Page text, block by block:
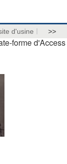
d'usine >>
forme d'Access